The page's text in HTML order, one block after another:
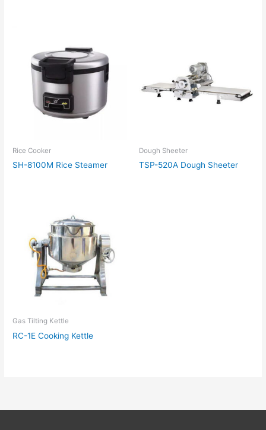
Rice Cooker
SH-8100M Rice Steamer
Dough Sheeter
TSP-520A Dough Sheeter
Gas Tilting Kettle
RC-1E Cooking Kettle